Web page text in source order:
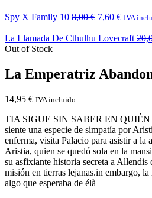
Spy X Family 10 8,00€ 7,60 € IVA
La Llamada De Cthulhu Lovecraft
Out of Stock
La Emperatriz
14,95 € IVA incluido
TIA SIGUE SIN SABER EN
siente una especie de simpatía por
enferma, visita Palacio para asistir a la
Aristia, quien se quedó sola en la
su asfixiante historia secreta a Allendis
misión en tierras lejanas.in embargo,
algo que esperaba de élà